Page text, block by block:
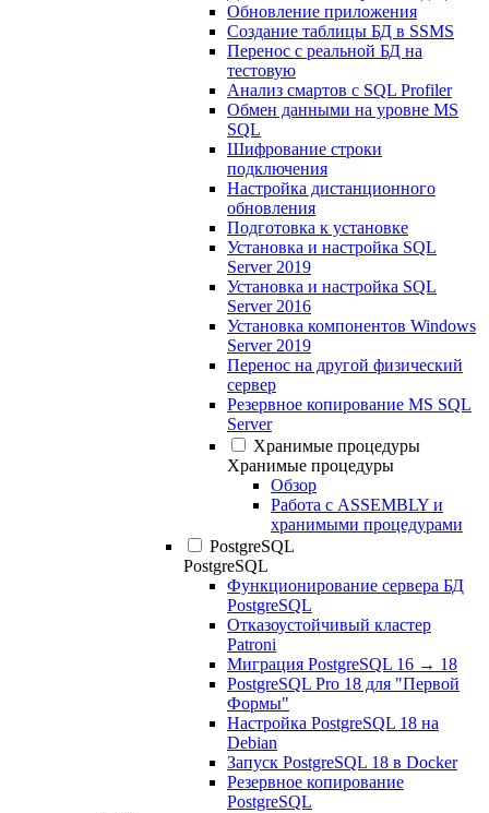
Обновление приложения
Создание таблицы БД в SSMS
Перенос с реальной БД на
тестовую
Анализ смартов с SQL Profiler
Обмен данными на уровне MS
SQL
Шифрование строки
подключения
Настройка дистанционного
обновления
Подготовка к установке
Установка и настройка SQL
Server 2019
Установка и настройка SQL
Server 2016
Установка компонентов Windows
Server 2019
Перенос на другой физический
сервер
Резервное копирование MS SQL
Server
Хранимые процедуры
Хранимые процедуры
Обзор
Работа с ASSEMBLY и
хранимыми процедурами
PostgreSQL
PostgreSQL
Функционирование сервера БД
PostgreSQL
Отказоустойчивый кластер
Patroni
Миграция PostgreSQL 16 → 18
PostgreSQL Pro 18 для "Первой
Формы"
Настройка PostgreSQL 18 на
Debian
Запуск PostgreSQL 18 в Docker
Резервное копирование
PostgreSQL